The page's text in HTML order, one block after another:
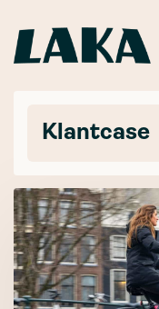
Klantcase